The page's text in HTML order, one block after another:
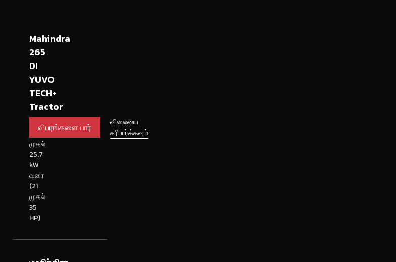
Mahindra
265
DI
YUVO
TECH+
Tractor
kW
முதல்
25.7
kW
வரை
(21
முதல்
35
HP)
விபரங்களை
பார்
விலையை
சரிபார்க்கவும்